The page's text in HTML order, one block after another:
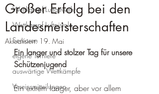
Wettkampf Luftgewehr
Wettkampf Luftpistole
Senioren
eigene Turniere
auswärtige Wettkämpfe
Vereinsmitteilungen
Großer Erfolg bei den
Landesmeisterschaften
Aktualisiert: 19. Mai
Ein langer und stolzer Tag für unsere
Schützenjugend
Ein extrem langer, aber vor allem